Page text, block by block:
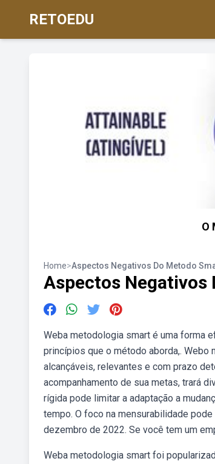
RETOEDU
O
Home>Aspectos Negativos Do Metodo
Aspectos Negativos
Weba metodologia smart é uma forma
princípios que o método aborda,.
alcançáveis, relevantes e com prazo
acompanhamento de sua metas, trará
rígida pode limitar a adaptação a
tempo. O foco na mensurabilidade
dezembro de 2022. Se você tem um
Weba metodologia smart foi